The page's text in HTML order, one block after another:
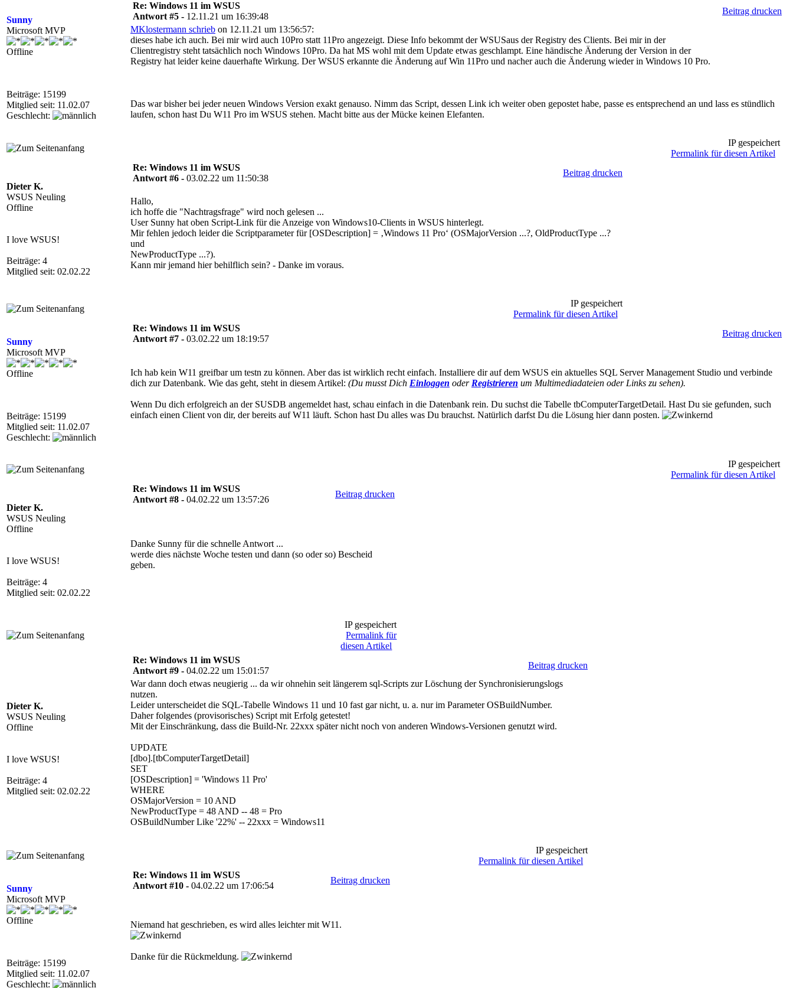
Sunny
Microsoft MVP
Offline
Beiträge: 15199
Mitglied seit: 11.02.07
Geschlecht:
Re: Windows 11 im WSUS
Antwort #5 - 12.11.21 um 16:39:48
Beitrag drucken
MKlostermann schrieb on 12.11.21 um 13:56:57:
dieses habe ich auch. Bei mir wird auch 10Pro statt 11Pro angezeigt. Diese Info bekommt der WSUSaus der Registry des Clients. Bei mir in der
Clientregistry steht tatsächlich noch Windows 10Pro. Da hat MS wohl mit dem Update etwas geschlampt. Eine händische Änderung der Version in der
Registry hat leider keine dauerhafte Wirkung. Der WSUS erkannte die Änderung auf Win 11Pro und nacher auch die Änderung wieder in Windows 10 Pro.
Das war bisher bei jeder neuen Windows Version exakt genauso. Nimm das Script, dessen Link ich weiter oben gepostet habe, passe es entsprechend an und lass es stündlich
laufen, schon hast Du W11 Pro im WSUS stehen. Macht bitte aus der Mücke keinen Elefanten.
IP gespeichert
Permalink für diesen Artikel
Dieter K.
WSUS Neuling
Offline
I love WSUS!
Beiträge: 4
Mitglied seit: 02.02.22
Re: Windows 11 im WSUS
Antwort #6 - 03.02.22 um 11:50:38
Beitrag drucken
Hallo,
ich hoffe die "Nachtragsfrage" wird noch gelesen ...
User Sunny hat oben Script-Link für die Anzeige von Windows10-Clients in WSUS hinterlegt.
Mir fehlen jedoch leider die Scriptparameter für [OSDescription] = ‚Windows 11 Pro‘ (OSMajorVersion ...?, OldProductType ...?
und
NewProductType ...?).
Kann mir jemand hier behilflich sein? - Danke im voraus.
IP gespeichert
Permalink für diesen Artikel
Sunny
Microsoft MVP
Offline
Beiträge: 15199
Mitglied seit: 11.02.07
Geschlecht:
Re: Windows 11 im WSUS
Antwort #7 - 03.02.22 um 18:19:57
Beitrag drucken
Ich hab kein W11 greifbar um testn zu können. Aber das ist wirklich recht einfach. Installiere dir auf dem WSUS ein aktuelles SQL Server Management Studio und verbinde
dich zur Datenbank. Wie das geht, steht in diesem Artikel: (Du musst Dich Einloggen oder Registrieren um Multimediadateien oder Links zu sehen).
Wenn Du dich erfolgreich an der SUSDB angemeldet hast, schau einfach in die Datenbank rein. Du suchst die Tabelle tbComputerTargetDetail. Hast Du sie gefunden, such
einfach einen Client von dir, der bereits auf W11 läuft. Schon hast Du alles was Du brauchst. Natürlich darfst Du die Lösung hier dann posten.
IP gespeichert
Permalink für diesen Artikel
Dieter K.
WSUS Neuling
Offline
I love WSUS!
Beiträge: 4
Mitglied seit: 02.02.22
Re: Windows 11 im WSUS
Antwort #8 - 04.02.22 um 13:57:26
Beitrag drucken
Danke Sunny für die schnelle Antwort ...
werde dies nächste Woche testen und dann (so oder so) Bescheid
geben.
IP gespeichert
Permalink für
diesen Artikel
Dieter K.
WSUS Neuling
Offline
I love WSUS!
Beiträge: 4
Mitglied seit: 02.02.22
Re: Windows 11 im WSUS
Antwort #9 - 04.02.22 um 15:01:57
Beitrag drucken
War dann doch etwas neugierig ... da wir ohnehin seit längerem sql-Scripts zur Löschung der Synchronisierungslogs
nutzen.
Leider unterscheidet die SQL-Tabelle Windows 11 und 10 fast gar nicht, u. a. nur im Parameter OSBuildNumber.
Daher folgendes (provisorisches) Script mit Erfolg getestet!
Mit der Einschränkung, dass die Build-Nr. 22xxx später nicht noch von anderen Windows-Versionen genutzt wird.
UPDATE
[dbo].[tbComputerTargetDetail]
SET
[OSDescription] = 'Windows 11 Pro'
WHERE
OSMajorVersion = 10 AND
NewProductType = 48 AND -- 48 = Pro
OSBuildNumber Like '22%' -- 22xxx = Windows11
IP gespeichert
Permalink für diesen Artikel
Sunny
Microsoft MVP
Offline
Beiträge: 15199
Mitglied seit: 11.02.07
Geschlecht:
Re: Windows 11 im WSUS
Antwort #10 - 04.02.22 um 17:06:54
Beitrag drucken
Niemand hat geschrieben, es wird alles leichter mit W11.
Danke für die Rückmeldung.